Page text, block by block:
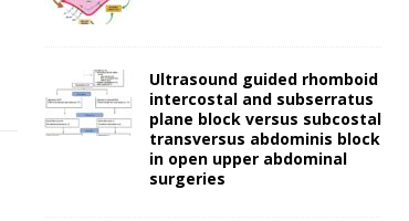
Ultrasound guided rhomboid
intercostal and subserratus
plane block versus subcostal
transversus abdominis block
in open upper abdominal
surgeries